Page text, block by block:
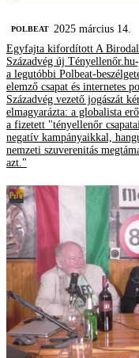
‎POLBEAT
2025 március 14.
Egyfajta kifordított A
Századvég új
a legutóbbi Polbeat-
elemző csapat és internetes
Századvég vezető jogászát
elmagyarázta: a globalista
a fizetett "tényellenőr
negatív kampányaikkal,
nemzeti szuverenitás
azt."